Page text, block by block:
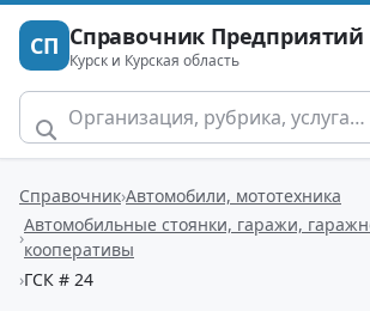
СП Справочник Предприятий
Курск и Курская область
Справочник Автомобили, мототехника
Автомобильные стоянки, гаражи,
кооперативы
ГСК # 24